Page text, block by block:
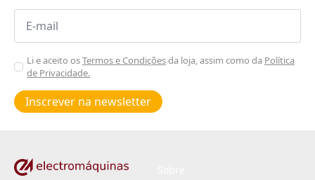
Email
Aceitar
Poiticas
de
privacidade
Li e aceito osTermos e Condiçõesda loja, assim como da Política
de Privacidade.
Inscrever na newsletter